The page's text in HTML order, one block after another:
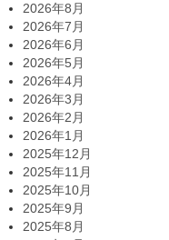
2026年8月
2026年7月
2026年6月
2026年5月
2026年4月
2026年3月
2026年2月
2026年1月
2025年12月
2025年11月
2025年10月
2025年9月
2025年8月